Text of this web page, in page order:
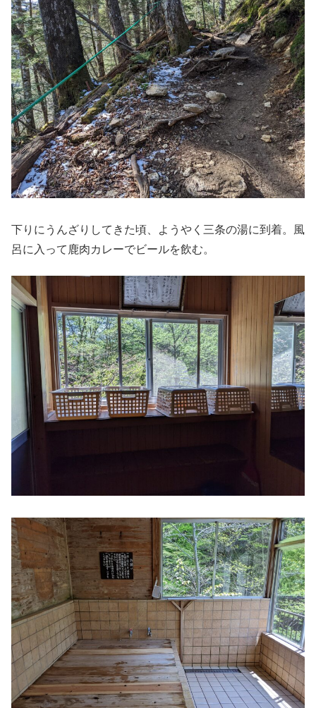
下りにうんざりしてきた頃、ようやく三条の湯に到着。風
呂に入って鹿肉カレーでビールを飲む。